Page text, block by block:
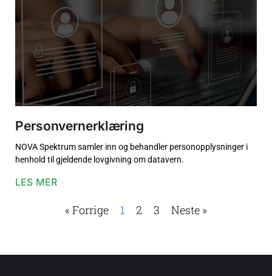
Personvernerklæring
NOVA Spektrum samler inn og behandler personopplysninger i
henhold til gjeldende lovgivning om datavern.
LES MER
« Forrige 1 2 3 Neste »